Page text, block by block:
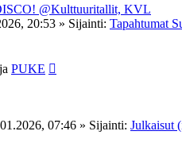
@Kulttuuritallit, KVL
20:53 » Sijainti: Tapahtumat
PUKE
07:46 » Sijainti: Julkaisut